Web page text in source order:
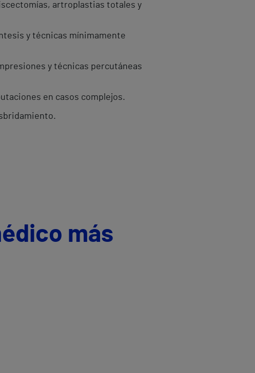
artroplastias totales y
y técnicas mínimamente
y técnicas percutáneas
en casos complejos.
más